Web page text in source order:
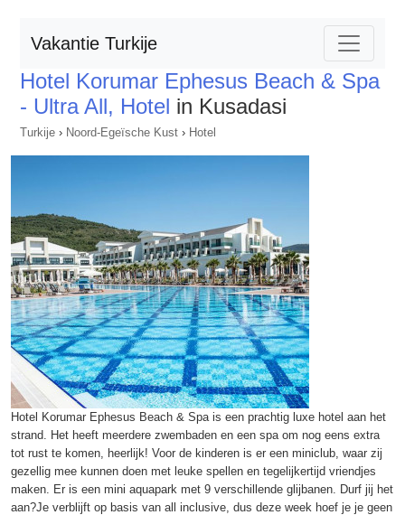
Vakantie Turkije
Hotel Korumar Ephesus Beach & Spa
- Ultra All, Hotel in Kusadasi
Turkije › Noord-Egeïsche Kust › Hotel
Hotel Korumar Ephesus Beach & Spa is een prachtig luxe hotel aan het
strand. Het heeft meerdere zwembaden en een spa om nog eens extra
tot rust te komen, heerlijk! Voor de kinderen is er een miniclub, waar zij
gezellig mee kunnen doen met leuke spellen en tegelijkertijd vriendjes
maken. Er is een mini aquapark met 9 verschillende glijbanen. Durf jij het
aan?Je verblijft op basis van all inclusive, dus deze week hoef je je geen